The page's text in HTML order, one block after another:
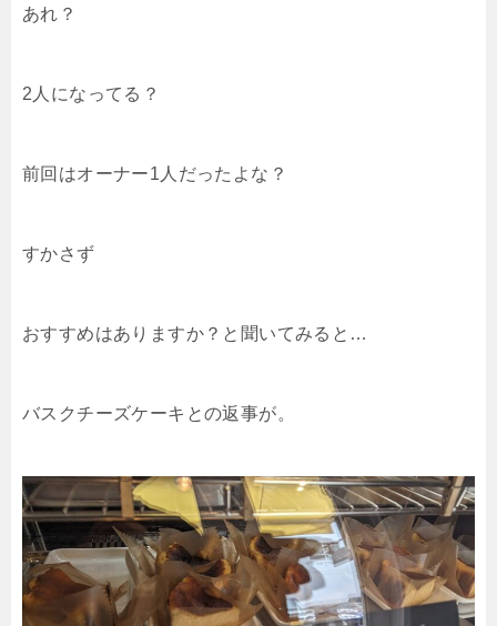
あれ？
2人になってる？
前回はオーナー1人だったよな？
すかさず
おすすめはありますか？と聞いてみると…
バスクチーズケーキとの返事が。